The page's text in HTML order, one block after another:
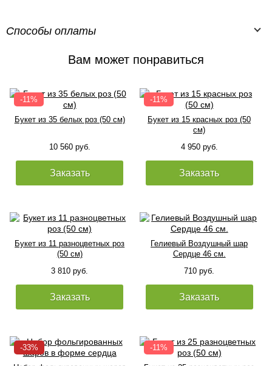
Способы оплаты
Вам может понравиться
Букет из 35 белых роз (50 см)
10 560 руб.
Заказать
Букет из 15 красных роз (50
см)
4 950 руб.
Заказать
Букет из 11 разноцветных роз
(50 см)
3 810 руб.
Заказать
Гелиевый Воздушный шар
Сердце 46 см.
710 руб.
Заказать